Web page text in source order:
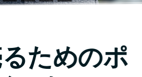
ためのポ